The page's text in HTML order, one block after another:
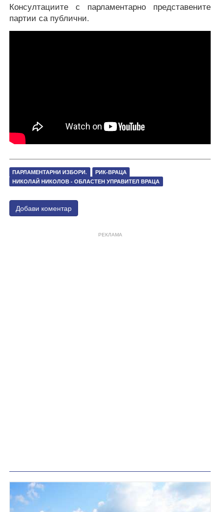
Консултациите с парламентарно представените
партии са публични.
ПАРЛАМЕНТАРНИ ИЗБОРИ.
РИК-ВРАЦА
НИКОЛАЙ НИКОЛОВ - ОБЛАСТЕН УПРАВИТЕЛ ВРАЦА
Добави коментар
РЕКЛАМА